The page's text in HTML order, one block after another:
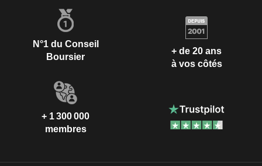
N°1 du Conseil
Boursier
+ de 20 ans
à vos côtés
+ 1 300 000
membres